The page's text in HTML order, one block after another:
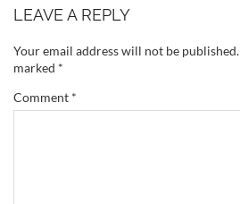
LEAVE A REPLY
Your email address will not be published.
marked *
Comment *